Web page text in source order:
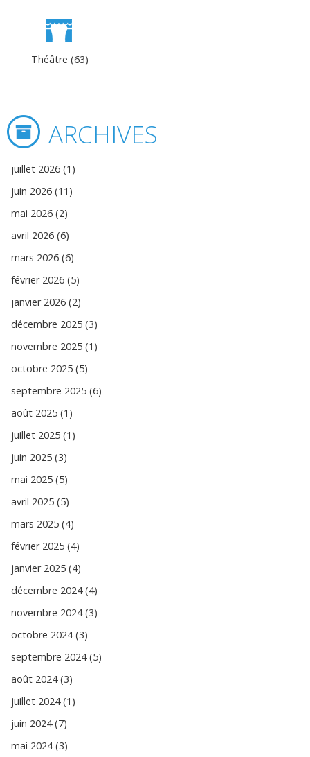
Théâtre (63)
ARCHIVES
juillet 2026 (1)
juin 2026 (11)
mai 2026 (2)
avril 2026 (6)
mars 2026 (6)
février 2026 (5)
janvier 2026 (2)
décembre 2025 (3)
novembre 2025 (1)
octobre 2025 (5)
septembre 2025 (6)
août 2025 (1)
juillet 2025 (1)
juin 2025 (3)
mai 2025 (5)
avril 2025 (5)
mars 2025 (4)
février 2025 (4)
janvier 2025 (4)
décembre 2024 (4)
novembre 2024 (3)
octobre 2024 (3)
septembre 2024 (5)
août 2024 (3)
juillet 2024 (1)
juin 2024 (7)
mai 2024 (3)